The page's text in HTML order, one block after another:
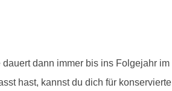
dann immer bis ins Folgejahr im
hast, kannst du dich für konservierte